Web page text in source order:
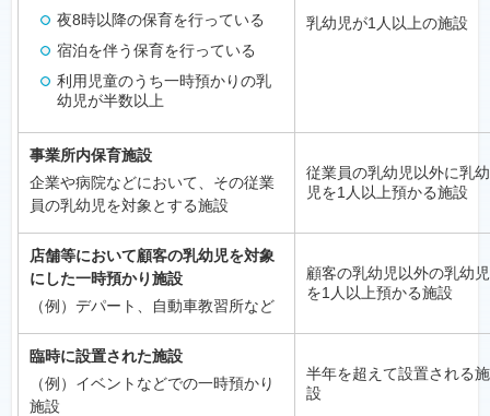
夜8時以降の保育を行っている
宿泊を伴う保育を行っている
利用児童のうち一時預かりの乳
幼児が半数以上
乳幼児が1人以上の施設
事業所内保育施設
企業や病院などにおいて、その従業
員の乳幼児を対象とする施設
従業員の乳幼児以外に乳幼
児を1人以上預かる施設
店舗等において顧客の乳幼児を対象
にした一時預かり施設
（例）デパート、自動車教習所など
顧客の乳幼児以外の乳幼児
を1人以上預かる施設
臨時に設置された施設
（例）イベントなどでの一時預かり
施設
半年を超えて設置される施
設